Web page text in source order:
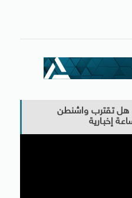
هل تقترب واشنطن
إخبارية